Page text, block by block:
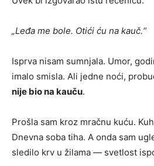
„Leđa me bole. Otići ću na kauč.“
Isprva nisam sumnjala. Umor,
imalo smisla. Ali jedne noći,
nije bio na kauču.
Prošla sam kroz mračnu kuću.
Dnevna soba tiha. A onda sam
sledilo krv u žilama — svetlost